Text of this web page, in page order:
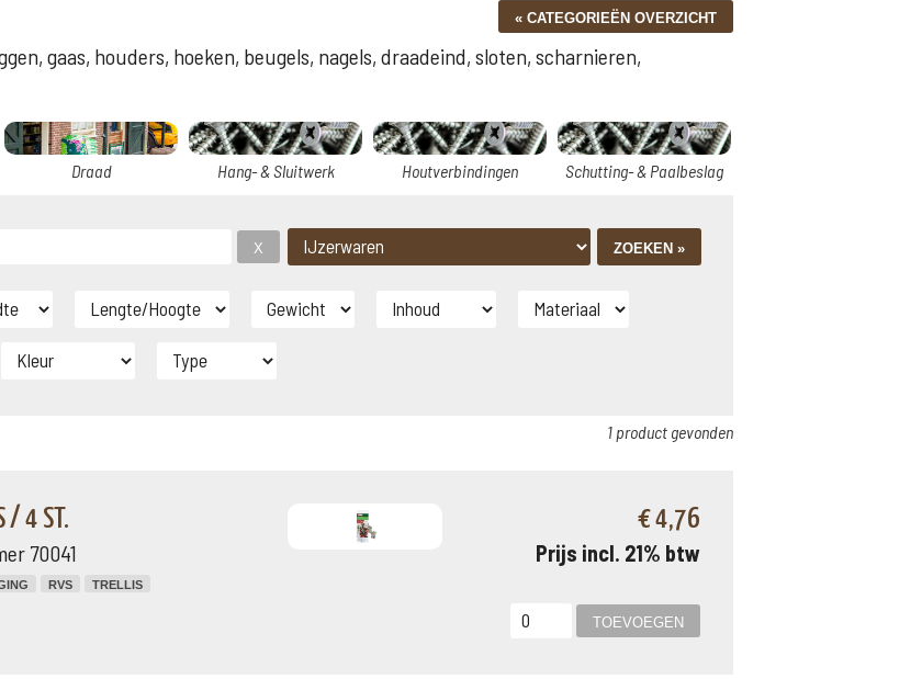
gaas, houders, hoeken, beugels, nagels, draadeind, sloten, scharnieren,
Draad Hang- & Sluitwerk Houtverbindingen Schutting- & Paalbeslag
1 product gevonden
/ 4 ST.
70041
RVS TRELLIS
€ 4,76
Prijs incl. 21% btw